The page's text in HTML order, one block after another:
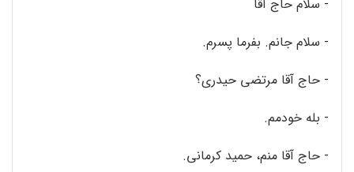
- سلام حاج آقا
- سلام جانم. بفرما پسرم.
- حاج آقا مرتضی حیدری؟
- بله خودمم.
- حاج آقا منم، حمید کرمانی.